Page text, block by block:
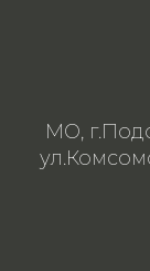
МО,